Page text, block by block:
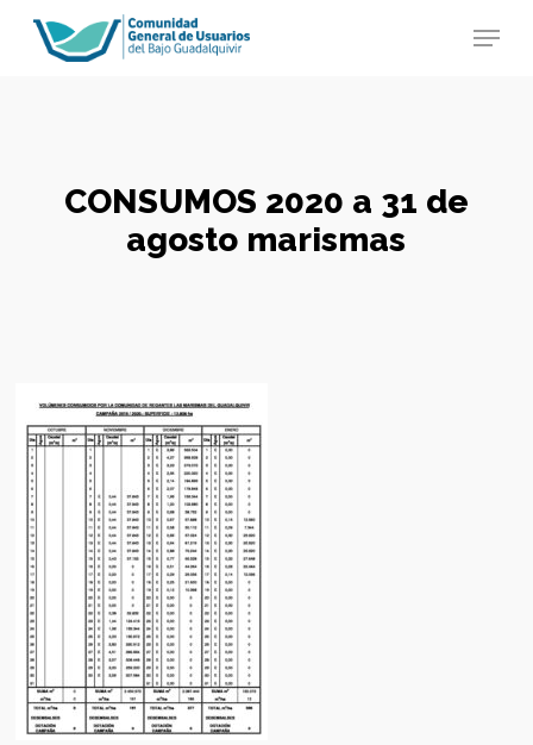
Skip
Menu
CONSUMOS 2020 a 31 de
agosto marismas